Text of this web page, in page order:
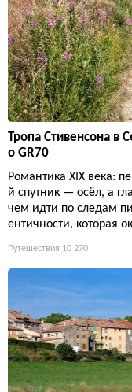
Тропа Стивенсона в
о GR70
Романтика XIX века:
й спутник — осёл, а
чем идти по следам
ентичности, которая
Путешествия 10 270